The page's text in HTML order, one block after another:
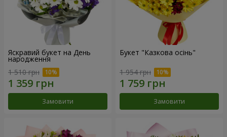
Яскравий букет на День
народження
1 510 грн
Замовити
Букет "Казкова осінь"
1 954 грн
Замовити